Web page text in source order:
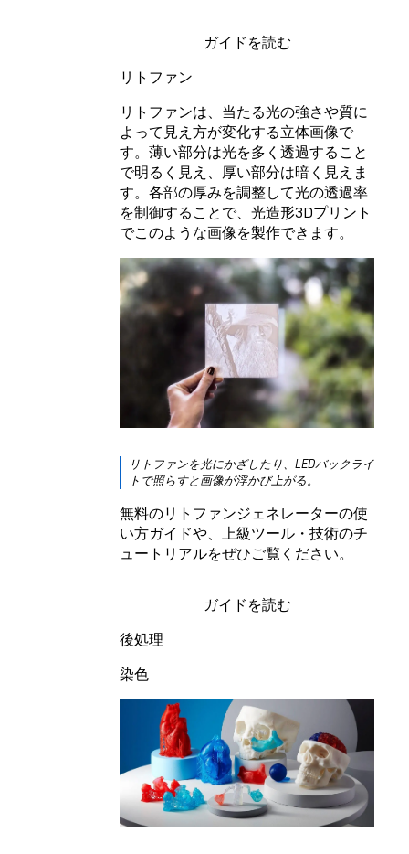
ガイドを読む
リトファン
リトファンは、当たる光の強さや質に
よって見え方が変化する立体画像で
す。薄い部分は光を多く透過すること
で明るく見え、厚い部分は暗く見えま
す。各部の厚みを調整して光の透過率
を制御することで、光造形3Dプリント
でこのような画像を製作できます。
リトファンを光にかざしたり、LEDバックライ
トで照らすと画像が浮かび上がる。
無料のリトファンジェネレーターの使
い方ガイドや、上級ツール・技術のチ
ュートリアルをぜひご覧ください。
ガイドを読む
後処理
染色